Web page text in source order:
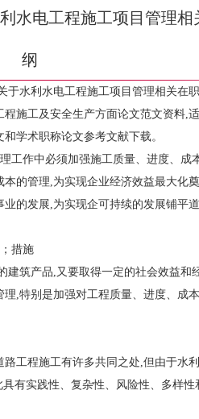
水电工程施工项目管理相
纲
于水利水电工程施工项目管理相关在
施工及安全生产方面论文范文资料,
学术职称论文参考文献下载。
工作中必须加强施工质量、进度、成
的管理,为实现企业经济效益最大化
的发展,为实现企可持续的发展铺平
措施
建筑产品,又要取得一定的社会效益和
,特别是加强对工程质量、进度、成
工程施工有许多共同之处,但由于水
有实践性、复杂性、风险性、多样性